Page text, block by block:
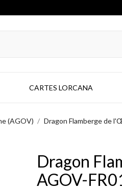
CARTES LORCANA
(AGOV) Dragon Flamberge de
Dragon
AGOV-